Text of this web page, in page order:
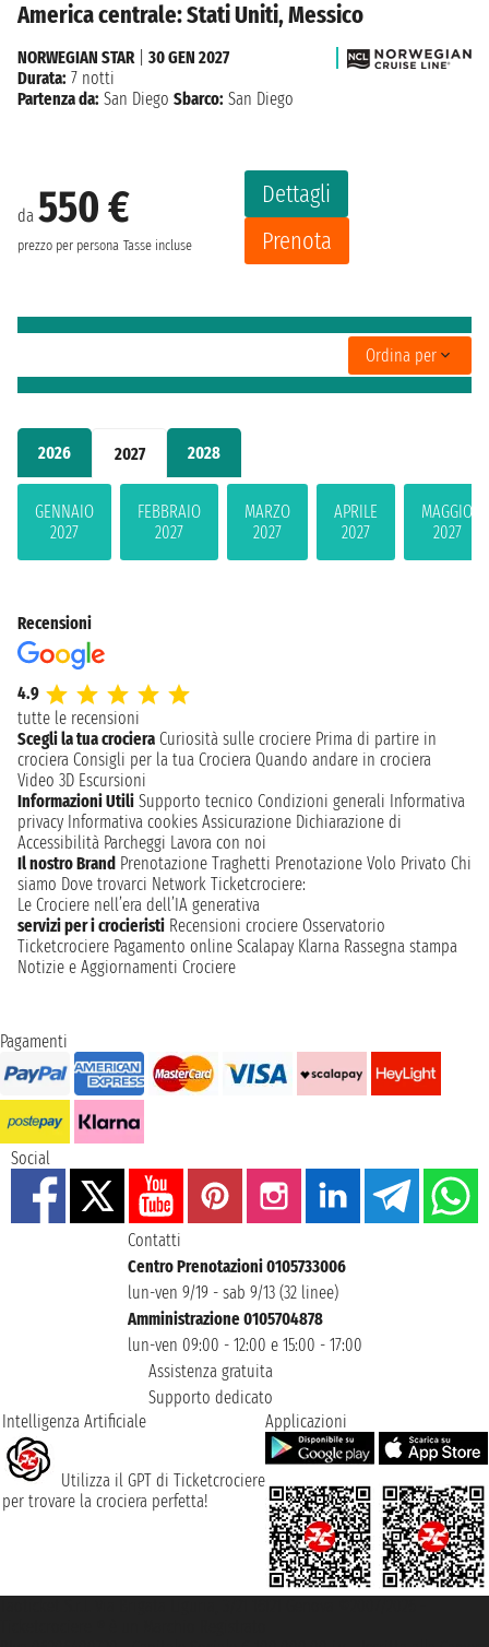
2026 2027 2028
GENNAIO
2027
FEBBRAIO
2027
MARZO
2027
APRILE
2027
MAGGIO
2027
America centrale: Stati Uniti, Messico
da 550 €
prezzo per persona Tasse incluse
Dettagli
Prenota
NORWEGIAN STAR| 30 GEN 2027
Durata: 7 notti
Partenza da: San Diego Sbarco: San Diego
Ordina per
Recensioni
4.9
tutte le recensioni
Scegli la tua crociera Curiosità sulle crociere Prima di partire in
crociera Consigli per la tua Crociera Quando andare in crociera
Video 3D Escursioni
Informazioni Utili Supporto tecnico Condizioni generali Informativa
privacy Informativa cookies Assicurazione Dichiarazione di
Accessibilità Parcheggi Lavora con noi
Il nostro Brand Prenotazione Traghetti Prenotazione Volo Privato Chi
siamo Dove trovarci Network Ticketcrociere:
Le Crociere nell’era dell’IA generativa
servizi per i crocieristi Recensioni crociere Osservatorio
Ticketcrociere Pagamento online Scalapay Klarna Rassegna stampa
Notizie e Aggiornamenti Crociere
Pagamenti
Social
Contatti
Centro Prenotazioni 0105733006
lun-ven 9/19 - sab 9/13 (32 linee)
Amministrazione 0105704878
lun-ven 09:00 - 12:00 e 15:00 - 17:00
Assistenza gratuita
Supporto dedicato
Intelligenza Artificiale
Utilizza il GPT di Ticketcrociere
per trovare la crociera perfetta!
Applicazioni